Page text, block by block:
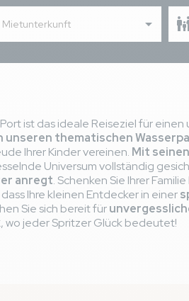
Mietunterkunft
ist das ideale Reiseziel für einen
unseren thematischen
Ihrer Kinder vereinen. Mit
Universum vollständig
anregt. Schenken Sie Ihrer
Ihre kleinen Entdecker in einer
Sie sich bereit für
, wo jeder Spritzer Glück bedeutet!